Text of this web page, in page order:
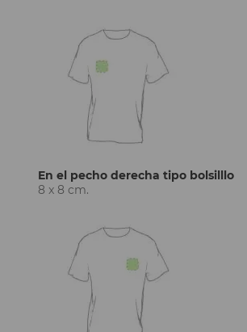
En el pecho derecha tipo bolsilllo
8 x 8 cm.